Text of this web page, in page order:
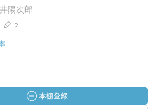
陽次郎
2